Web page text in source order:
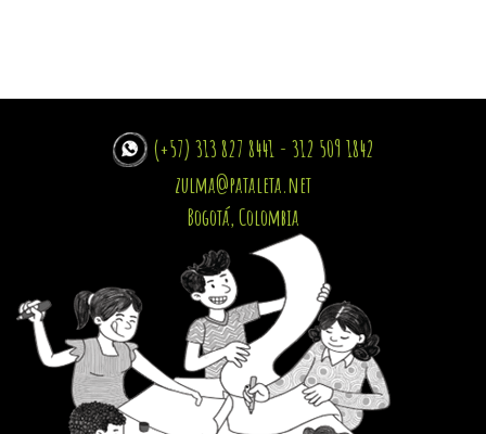
(+57) 313 827 8441 - 312 509 1842
zulma@pataleta.net
Bogotá, Colombia